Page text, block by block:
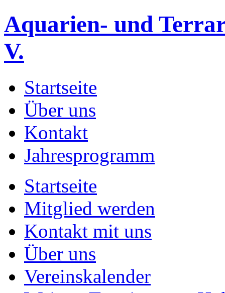
Aquarien- und
V.
Startseite
Über uns
Kontakt
Jahresprogramm
Startseite
Mitglied werden
Kontakt mit uns
Über uns
Vereinskalender